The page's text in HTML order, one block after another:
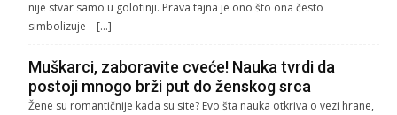
nije stvar samo u golotinji. Prava tajna je ono što ona često
simbolizuje – […]
Muškarci, zaboravite cveće! Nauka tvrdi da
postoji mnogo brži put do ženskog srca
Žene su romantičnije kada su site? Evo šta nauka otkriva o vezi hrane,